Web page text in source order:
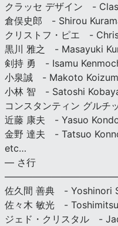
クラッセ デザイン -
倉俣史郎 - Shirou
クリストフ・ピエ -
黒川 雅之 - Masayuki
剣持 勇 - Isamu
小泉誠 - Makoto
小林 智 - Satoshi
コンスタンティン グル
近藤 康夫 - Yasuo
金野 達夫 - Tatsuo
etc…
— さ行
佐久間 善典 - Yoshinori
佐々木 敏光 -
ジェド・クリスタル -